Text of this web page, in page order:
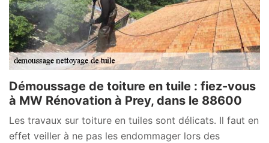
Démoussage de toiture en tuile : fiez-vous
à MW Rénovation à Prey, dans le 88600
Les travaux sur toiture en tuiles sont délicats. Il faut en
effet veiller à ne pas les endommager lors des